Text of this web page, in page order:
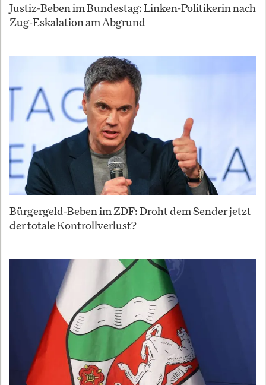
Justiz-Beben im Bundestag: Linken-Politikerin nach
Zug-Eskalation am Abgrund
Bürgergeld-Beben im ZDF: Droht dem Sender jetzt
der totale Kontrollverlust?